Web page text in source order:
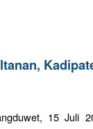
15 Juli